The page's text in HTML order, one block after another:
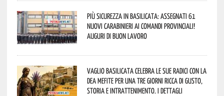
Più sicurezza in Basilicata: assegnati 61
nuovi Carabinieri ai Comandi provinciali!
Auguri di buon lavoro
Vaglio Basilicata celebra le sue radici con la
Dea Mefite per una tre giorni ricca di gusto,
storia e intrattenimento. I dettagli